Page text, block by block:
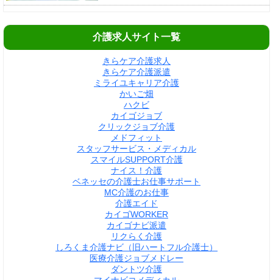
介護求人サイト一覧
きらケア介護求人
きらケア介護派遣
ミライユキャリア介護
かいご畑
ハクビ
カイゴジョブ
クリックジョブ介護
メドフィット
スタッフサービス・メディカル
スマイルSUPPORT介護
ナイス！介護
ベネッセの介護士お仕事サポート
MC介護のお仕事
介護エイド
カイゴWORKER
カイゴナビ派遣
リクらく介護
しろくま介護ナビ（旧ハートフル介護士）
医療介護ジョブメドレー
ダントツ介護